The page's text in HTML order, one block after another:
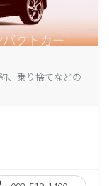
、乗り捨てなどの